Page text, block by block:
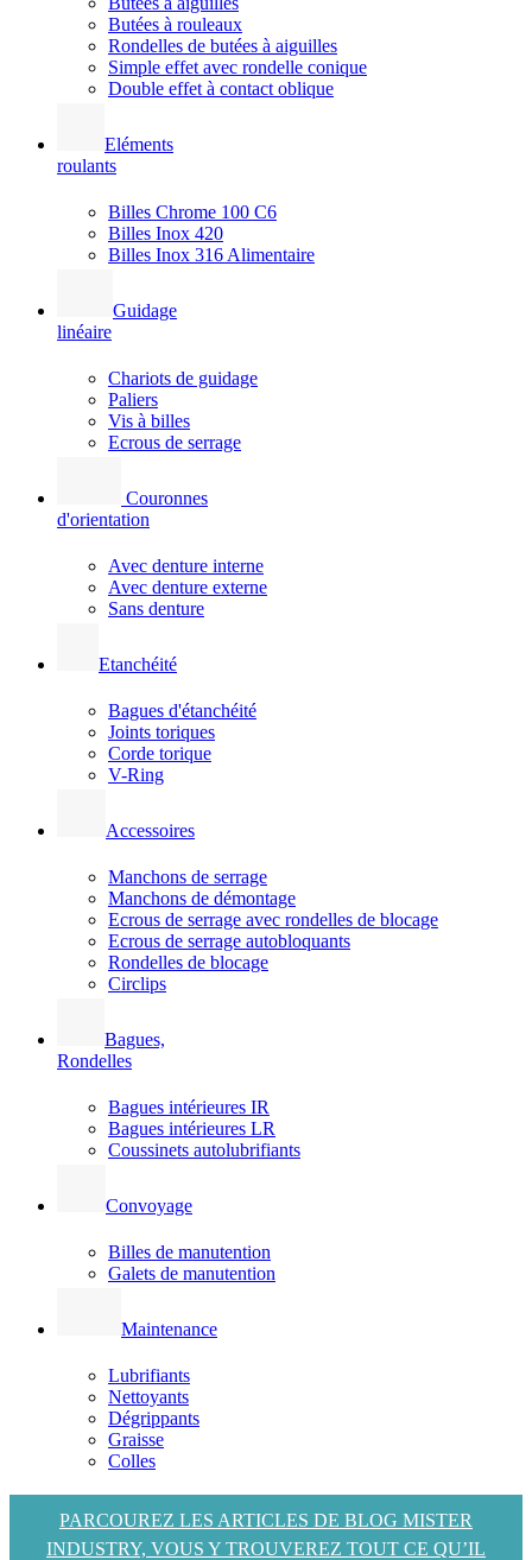
Butées à rouleaux
Rondelles de butées à aiguilles
Simple effet avec rondelle conique
Double effet à contact oblique
Eléments
roulants
Billes Chrome 100 C6
Billes Inox 420
Billes Inox 316 Alimentaire
Guidage
linéaire
Chariots de guidage
Paliers
Vis à billes
Ecrous de serrage
Couronnes
d'orientation
Avec denture interne
Avec denture externe
Sans denture
Etanchéité
Bagues d'étanchéité
Joints toriques
Corde torique
V-Ring
Accessoires
Manchons de serrage
Manchons de démontage
Ecrous de serrage avec rondelles de blocage
Ecrous de serrage autobloquants
Rondelles de blocage
Circlips
Bagues,
Rondelles
Bagues intérieures IR
Bagues intérieures LR
Coussinets autolubrifiants
Convoyage
Billes de manutention
Galets de manutention
Maintenance
Lubrifiants
Nettoyants
Dégrippants
Graisse
Colles
PARCOUREZ LES ARTICLES DE BLOG MISTER
INDUSTRY, VOUS Y TROUVEREZ TOUT CE QU’IL